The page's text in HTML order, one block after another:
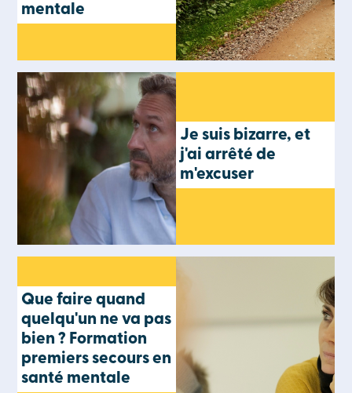
mentale
Je suis bizarre, et
j'ai arrêté de
m'excuser
Que faire quand
quelqu'un ne va pas
bien ? Formation
premiers secours en
santé mentale